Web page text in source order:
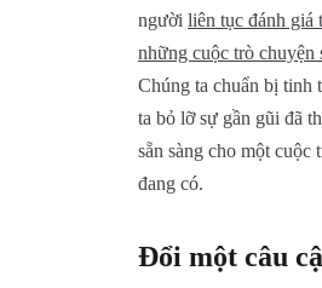
người liên tục đánh giá
những cuộc trò chuyện
Chúng ta chuẩn bị tinh
ta bỏ lỡ sự gần gũi đã
sẵn sàng cho một
đang có.
Đổi một câu